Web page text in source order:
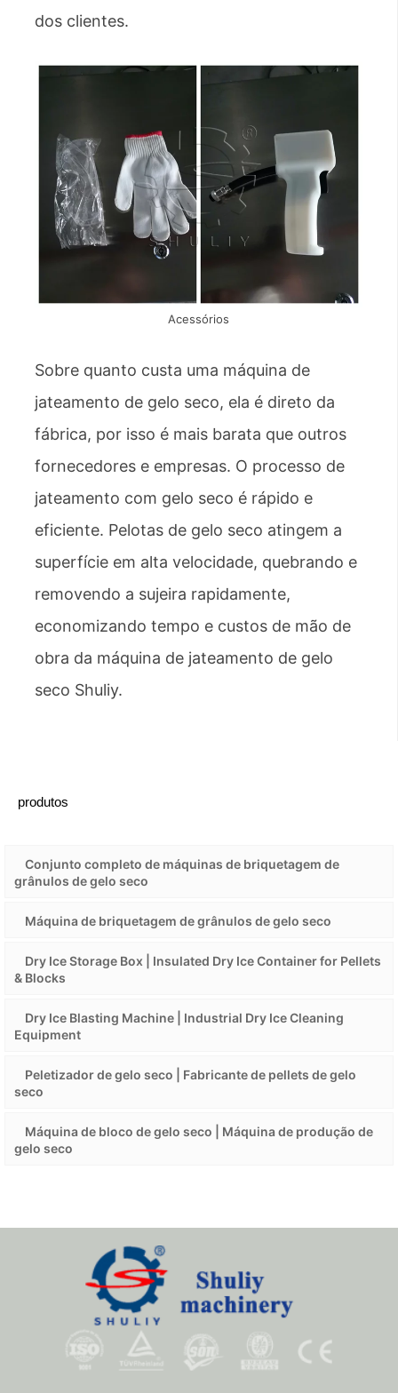
dos clientes.
Acessórios
Sobre quanto custa uma máquina de
jateamento de gelo seco, ela é direto da
fábrica, por isso é mais barata que outros
fornecedores e empresas. O processo de
jateamento com gelo seco é rápido e
eficiente. Pelotas de gelo seco atingem a
superfície em alta velocidade, quebrando e
removendo a sujeira rapidamente,
economizando tempo e custos de mão de
obra da máquina de jateamento de gelo
seco Shuliy.
produtos
Conjunto completo de máquinas de briquetagem de
grânulos de gelo seco
Máquina de briquetagem de grânulos de gelo seco
Dry Ice Storage Box | Insulated Dry Ice Container for Pellets
& Blocks
Dry Ice Blasting Machine | Industrial Dry Ice Cleaning
Equipment
Peletizador de gelo seco | Fabricante de pellets de gelo
seco
Máquina de bloco de gelo seco | Máquina de produção de
gelo seco